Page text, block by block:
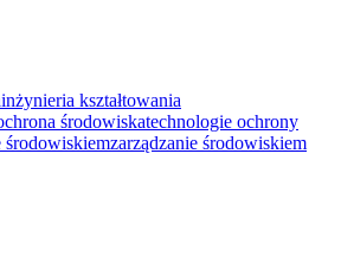
inżynieria kształtowania
środowiskatechnologie ochrony
środowiskiemzarządzanie środowiskiem